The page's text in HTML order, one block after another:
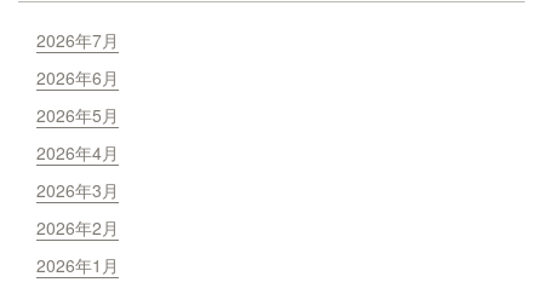
2026年7月
2026年6月
2026年5月
2026年4月
2026年3月
2026年2月
2026年1月